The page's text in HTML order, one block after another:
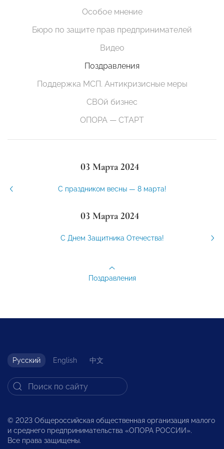
Особое мнение
Бюро по защите прав предпринимателей
Видео
Поздравления
Поддержка МСП. Антикризисные меры
СВОй бизнес
ОПОРА — СТАРТ
03 Марта 2024
С праздником весны — 8 марта!
03 Марта 2024
С Днем Защитника Отечества!
Поздравления
Русский English 中文
© 2023 Общероссийская общественная организация малого
и среднего предпринимательства «ОПОРА РОССИИ».
Все права защищены.